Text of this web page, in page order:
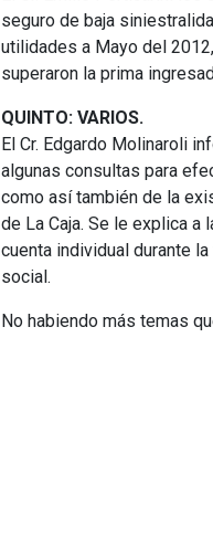
seguro de baja
utilidades a Mayo del
superaron la prima
QUINTO: VARIOS.
El Cr. Edgardo Molinaroli
algunas consultas para
como así también de la
de La Caja. Se le explica a
cuenta individual durante
social.
No habiendo más temas